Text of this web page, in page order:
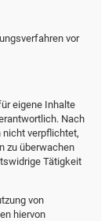
vor
eigene Inhalte
Nach
verpflichtet,
zu überwachen
Tätigkeit
von
hiervon